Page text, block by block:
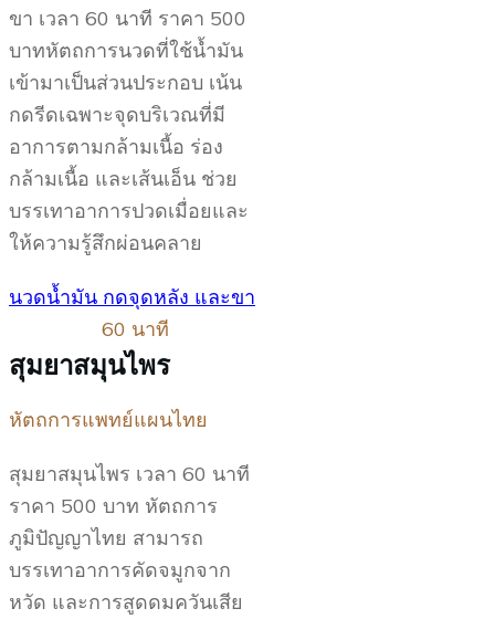
ขา เวลา 60 นาที ราคา 500
บาทหัตถการนวดที่ใช้น้ำมัน
เข้ามาเป็นส่วนประกอบ เน้น
กดรีดเฉพาะจุดบริเวณที่มี
อาการตามกล้ามเนื้อ ร่อง
กล้ามเนื้อ และเส้นเอ็น ช่วย
บรรเทาอาการปวดเมื่อยและ
ให้ความรู้สึกผ่อนคลาย
นวดน้ำมัน กดจุดหลัง และขา
60 นาที
สุมยาสมุนไพร
หัตถการแพทย์แผนไทย
สุมยาสมุนไพร เวลา 60 นาที
ราคา 500 บาท หัตถการ
ภูมิปัญญาไทย สามารถ
บรรเทาอาการคัดจมูกจาก
หวัด และการสูดดมควันเสีย